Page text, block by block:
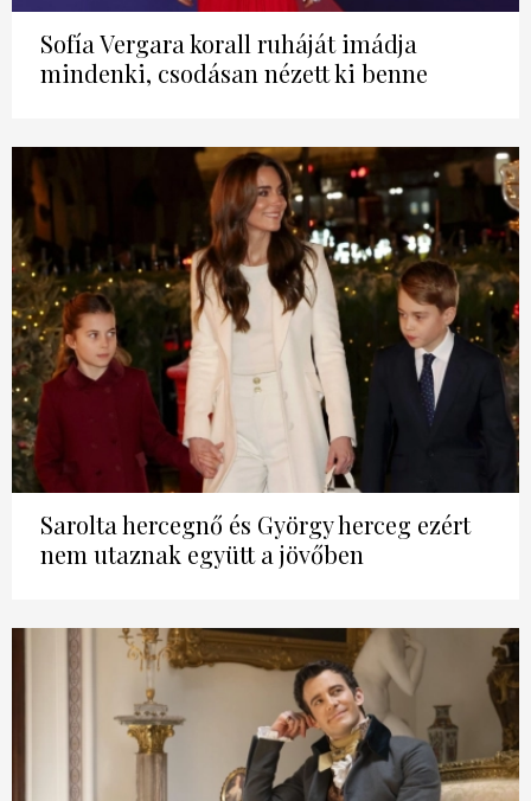
Sofía Vergara korall ruháját imádja
mindenki, csodásan nézett ki benne
Sarolta hercegnő és György herceg ezért
nem utaznak együtt a jövőben